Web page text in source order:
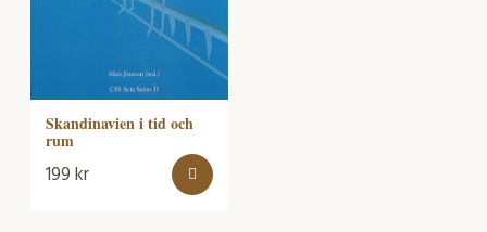
Skandinavien i tid och
rum
199kr